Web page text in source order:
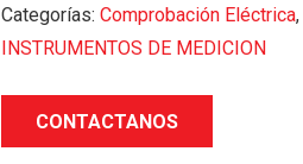
Categorías: Comprobación Eléctrica,
INSTRUMENTOS DE MEDICION
CONTACTANOS